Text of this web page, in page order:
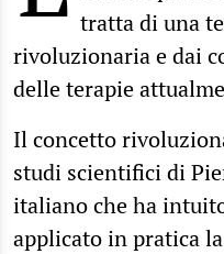
tratta di una
rivoluzionaria e dai
delle terapie
Il concetto
studi scientifici di
italiano che ha
applicato in pratica